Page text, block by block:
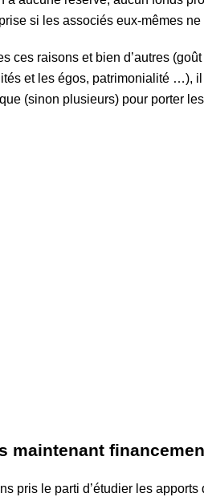
si les associés eux-mêmes
ces raisons et bien d’autres
et les égos, patrimonialité …),
(sinon plusieurs) pour porter
maintenant
pris le parti d’étudier les